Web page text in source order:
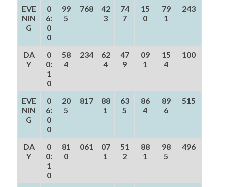
EVE
NIN
G
0
6:
0
0
99
5
768
42
3
74
7
15
0
79
1
243
DA
Y
0
0:
1
0
58
4
234
62
4
47
9
09
1
15
4
100
EVE
NIN
G
0
6:
0
0
20
5
817
88
1
63
5
86
4
89
6
515
DA
Y
0
0:
1
0
81
0
061
07
1
51
2
88
1
98
5
496